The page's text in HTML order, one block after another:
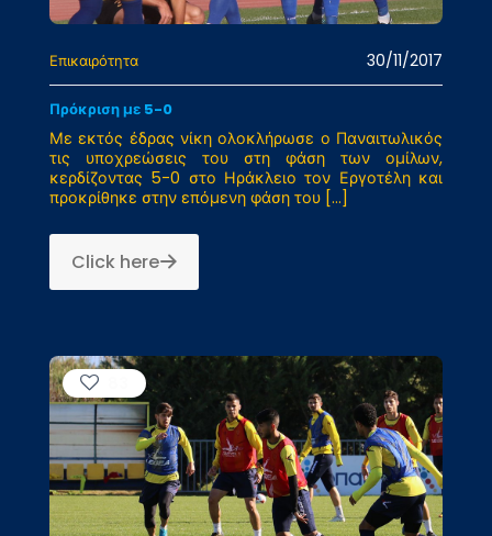
Επικαιρότητα 30/11/2017
Πρόκριση με 5-0
Με εκτός έδρας νίκη ολοκλήρωσε ο Παναιτωλικός
τις υποχρεώσεις του στη φάση των ομίλων,
κερδίζοντας 5-0 στο Ηράκλειο τον Εργοτέλη και
προκρίθηκε στην επόμενη φάση του […]
Click here